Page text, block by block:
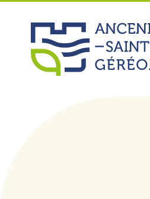
Aller
contenu
Panneau de gestion des cookies